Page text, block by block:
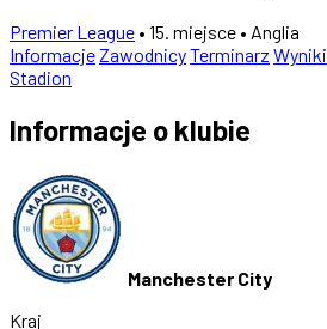
Premier League • 15. miejsce • Anglia
InformacjeZawodnicyTerminarz Wyniki
Stadion
Informacje o klubie
Manchester City
Kraj